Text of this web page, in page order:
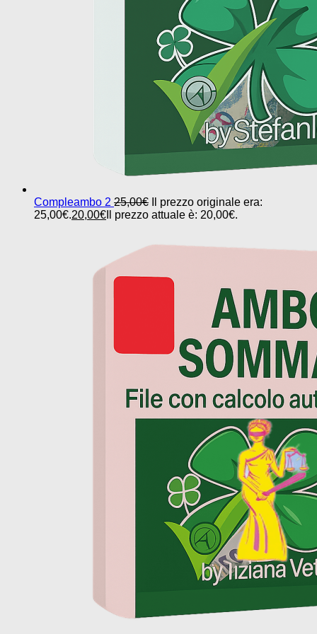
Compleambo 2 25,00€
Il prezzo originale era:
25,00€.20,00€ Il prezzo attuale è: 20,00€.